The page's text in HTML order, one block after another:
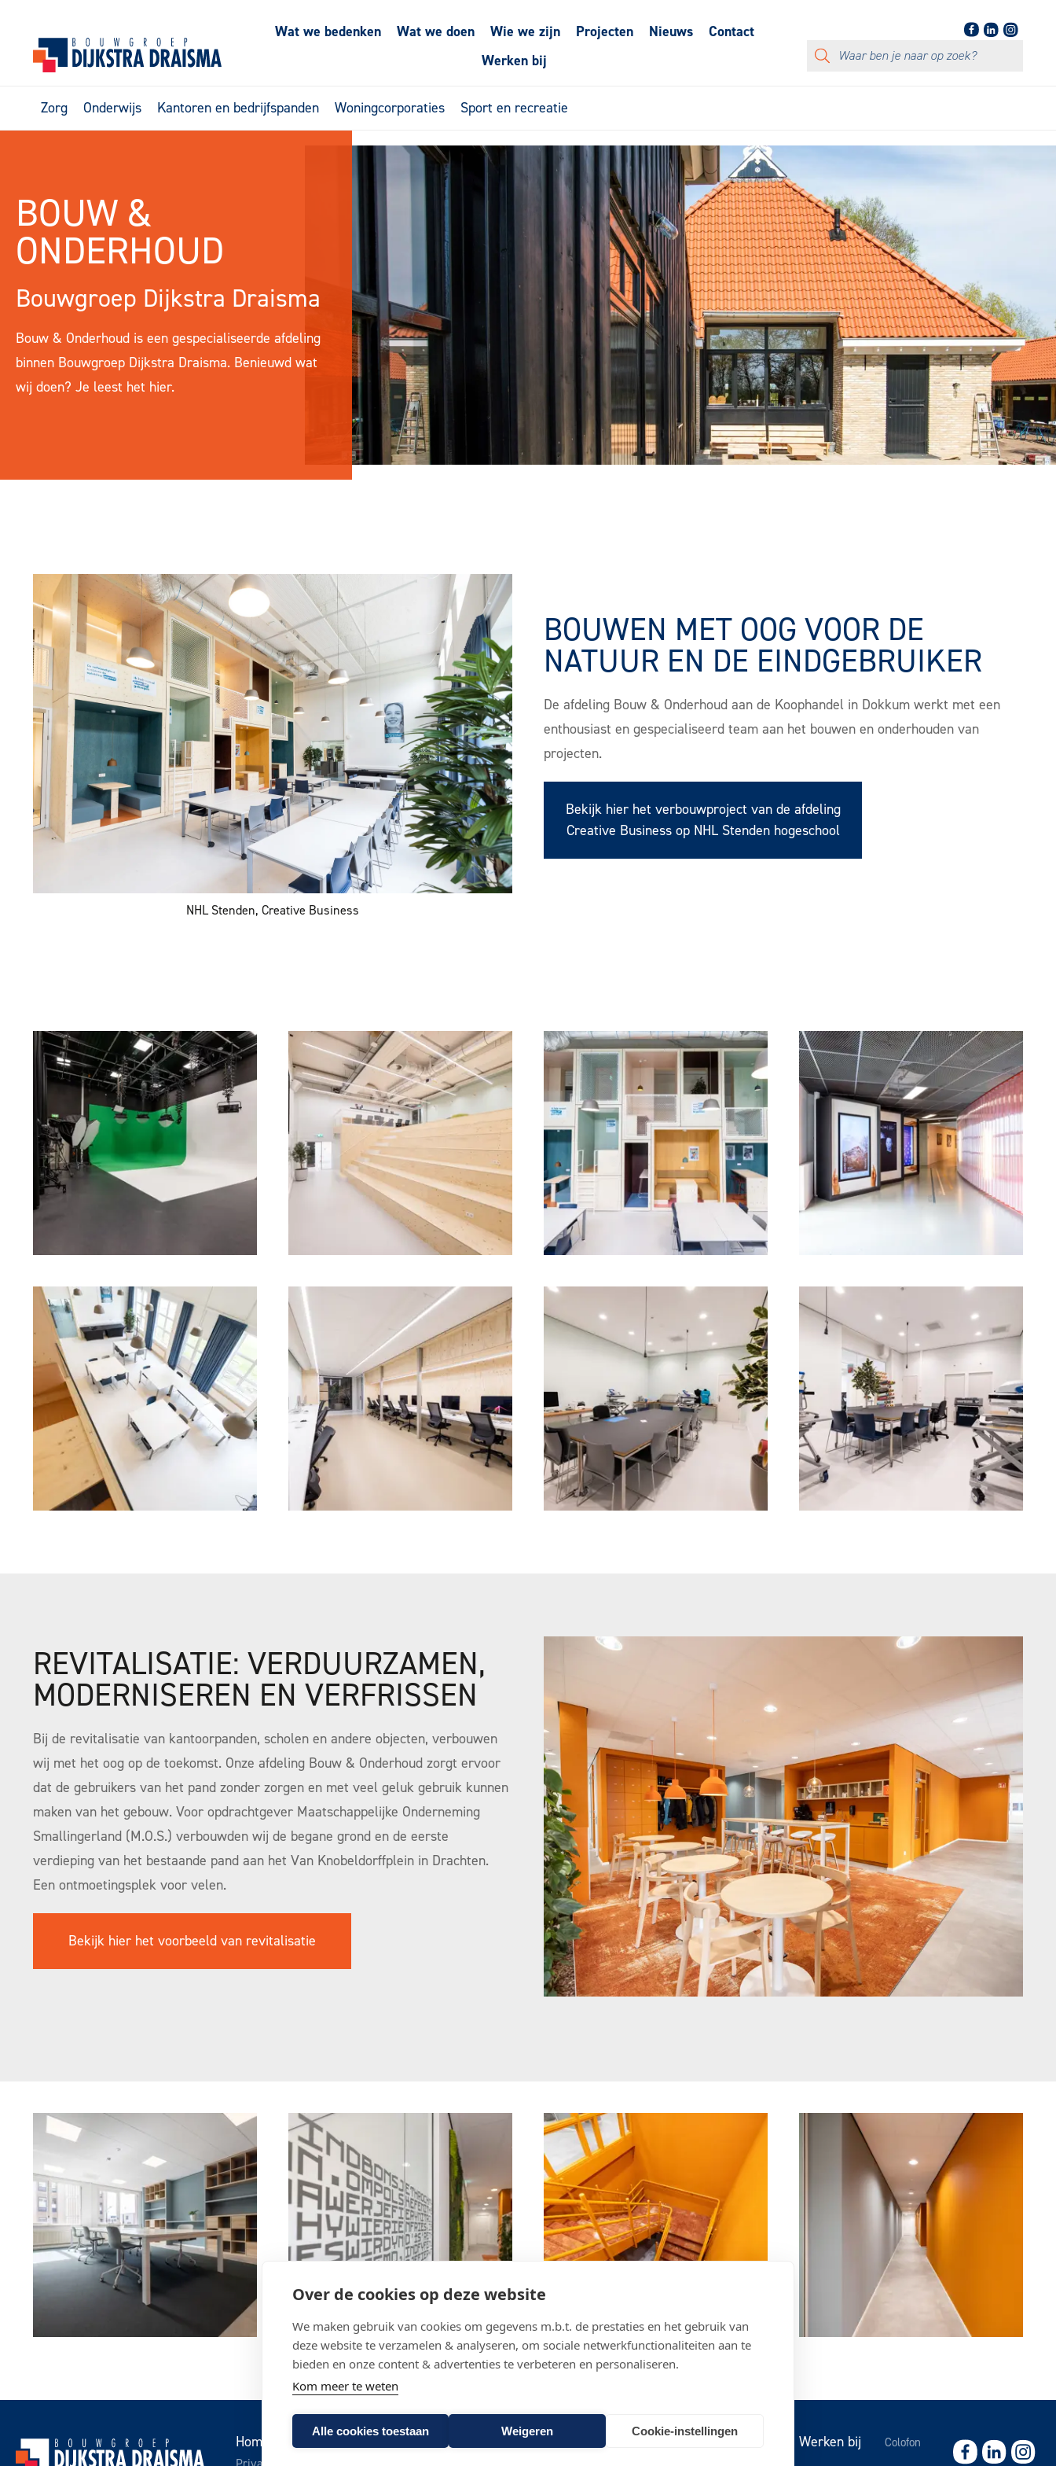
Over de cookies op deze website
We maken gebruik van cookies om gegevens m.b.t. de prestaties en het gebruik van
deze website te verzamelen & analyseren, om sociale netwerkfunctionaliteiten aan te
bieden en onze content & advertenties te verbeteren en personaliseren.
Kom meer te weten
Alle cookies toestaan Weigeren Cookie-instellingen
Wat we bedenken Wat we doen Wie we zijn Projecten Nieuws
Contact
Werken bij
Zorg Onderwijs Kantoren en bedrijfspanden Woningcorporaties Sport en recreatie
BOUW &
ONDERHOUD
Bouwgroep Dijkstra Draisma
Bouw & Onderhoud is een gespecialiseerde afdeling
binnen Bouwgroep Dijkstra Draisma. Benieuwd wat
wij doen? Je leest het hier.
NHL Stenden, Creative Business
BOUWEN MET OOG VOOR DE
NATUUR EN DE EINDGEBRUIKER
De afdeling Bouw & Onderhoud aan de Koophandel in Dokkum werkt met een
enthousiast en gespecialiseerd team aan het bouwen en onderhouden van
projecten.
Bekijk hier het verbouwproject van de afdeling
Creative Business op NHL Stenden hogeschool
REVITALISATIE: VERDUURZAMEN,
MODERNISEREN EN VERFRISSEN
Bij de revitalisatie van kantoorpanden, scholen en andere objecten, verbouwen
wij met het oog op de toekomst. Onze afdeling Bouw & Onderhoud zorgt ervoor
dat de gebruikers van het pand zonder zorgen en met veel geluk gebruik kunnen
maken van het gebouw. Voor opdrachtgever Maatschappelijke Onderneming
Smallingerland (M.O.S.) verbouwden wij de begane grond en de eerste
verdieping van het bestaande pand aan het Van Knobeldorffplein in Drachten.
Een ontmoetingsplek voor velen.
Bekijk hier het voorbeeld van revitalisatie
Home Wat we bedenken Wat we doen Wie we zijn Projecten Nieuws Contact Werken bij
Colofon